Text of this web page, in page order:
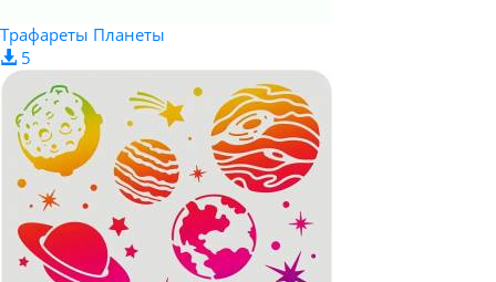
Трафареты Планеты
5